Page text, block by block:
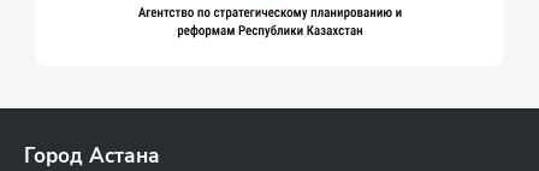
Город Астана